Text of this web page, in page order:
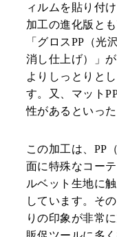
ィルムを貼り付
加工の進化版と
「グロスPP（光
消し仕上げ）」
よりしっとりと
す。又、マット
性があるといっ
この加工は、PP
面に特殊なコー
ルベット生地に
しています。そ
りの印象が非常